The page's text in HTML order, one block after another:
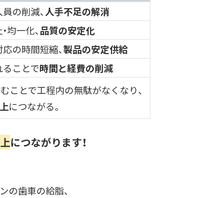
の削減、 人手不足の解消
均一化、 品質の安定化
の時間短縮、製品の安定供給
ことで時間と経費の削減
ことで工程内の無駄がなくなり、
につながる。
につながります！
の歯車の給脂、